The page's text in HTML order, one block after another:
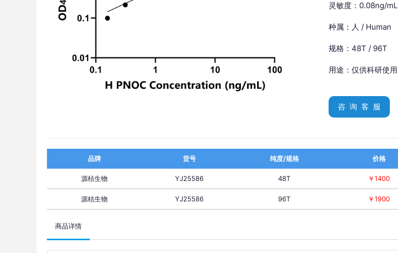
灵敏度：0.08ng/mL
种属：人 / Human
规格：48T / 96T
用途：仅供科研使用
咨 询 客 服
品牌 货号 纯度/规格 价格
源桔生物 YJ25586 48T ￥1400
源桔生物 YJ25586 96T ￥1900
商品详情